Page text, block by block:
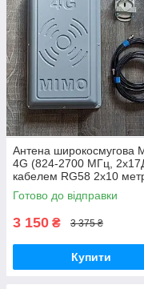
Антена широкосмугова
4G (824-2700 МГц,
кабелем RG58 2x10
Готово до відправки
3 150 ₴ 3 375 ₴
Купити